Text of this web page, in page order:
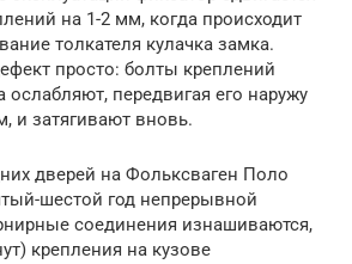
на 1-2 мм, когда происходит
толкателя кулачка замка.
просто: болты креплений
ослабляют, передвигая его наружу
и затягивают вновь.
дверей на Фольксваген Поло
шестой год непрерывной
соединения изнашиваются,
крепления на кузове